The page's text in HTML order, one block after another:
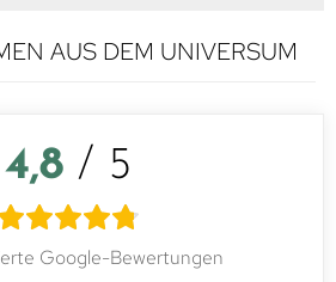
AUS DEM UNIVERSUM
4,8 / 5
Google-Bewertungen